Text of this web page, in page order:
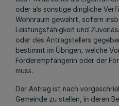
oder als sonstige dingliche
Wohnraum gewährt, sofern
Leistungsfähigkeit und
oder des Antragstellers
bestimmt im Übrigen, welche
Förderempfängerin oder der
muss.
Der Antrag ist nach
Gemeinde zu stellen, in deren